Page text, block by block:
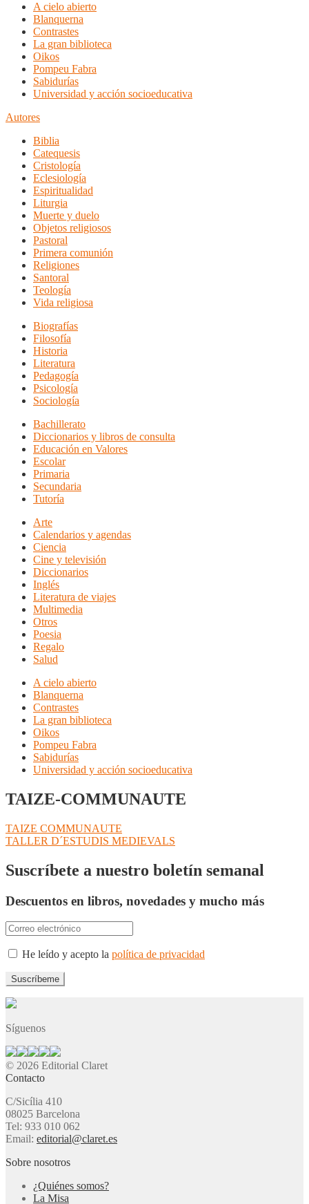
A cielo abierto
Blanquerna
Contrastes
La gran biblioteca
Oikos
Pompeu Fabra
Sabidurías
Universidad y acción socioeducativa
Autores
Biblia
Catequesis
Cristología
Eclesiología
Espiritualidad
Liturgia
Muerte y duelo
Objetos religiosos
Pastoral
Primera comunión
Religiones
Santoral
Teología
Vida religiosa
Biografías
Filosofía
Historia
Literatura
Pedagogía
Psicología
Sociología
Bachillerato
Diccionarios y libros de consulta
Educación en Valores
Escolar
Primaria
Secundaria
Tutoría
Arte
Calendarios y agendas
Ciencia
Cine y televisión
Diccionarios
Inglés
Literatura de viajes
Multimedia
Otros
Poesia
Regalo
Salud
A cielo abierto
Blanquerna
Contrastes
La gran biblioteca
Oikos
Pompeu Fabra
Sabidurías
Universidad y acción socioeducativa
TAIZE-COMMUNAUTE
Navegación
de
entradas
Anterior:
TAIZE COMMUNAUTE
Siguiente:
TALLER D´ESTUDIS MEDIEVALS
Suscríbete a nuestro boletín semanal
Descuentos en libros, novedades y mucho más
He leído y acepto la política de privacidad
Síguenos
© 2026 Editorial Claret
Contacto
C/Sicília 410
08025 Barcelona
Tel: 933 010 062
Email: editorial@claret.es
Sobre nosotros
¿Quiénes somos?
La Misa